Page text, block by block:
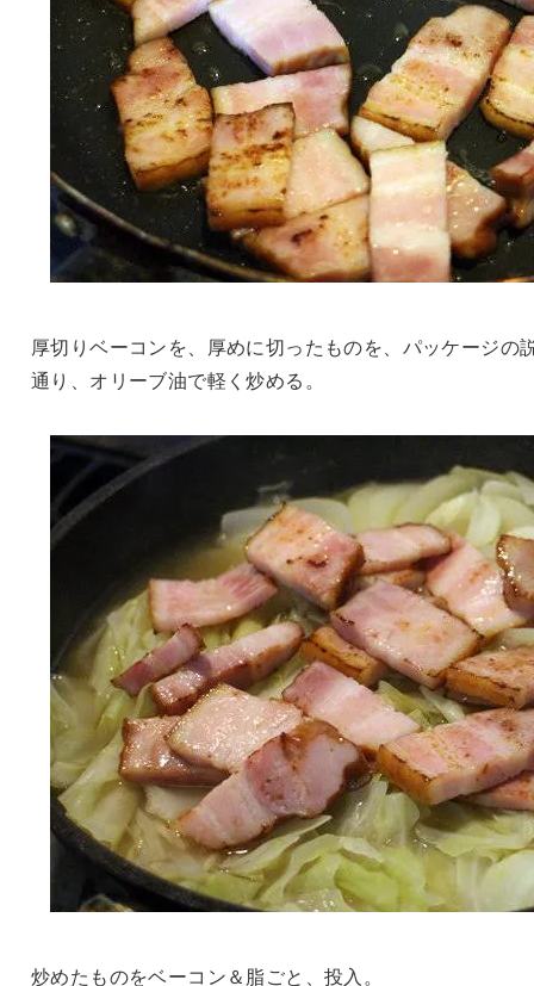
厚切りベーコンを、厚めに切ったものを、パッケージの
通り、オリーブ油で軽く炒める。
炒めたものをベーコン＆脂ごと、投入。